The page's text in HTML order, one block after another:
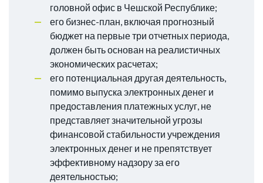
головной офис в Чешской Республике;
его бизнес-план, включая прогнозный
бюджет на первые три отчетных периода,
должен быть основан на реалистичных
экономических расчетах;
его потенциальная другая деятельность,
помимо выпуска электронных денег и
предоставления платежных услуг, не
представляет значительной угрозы
финансовой стабильности учреждения
электронных денег и не препятствует
эффективному надзору за его
деятельностью;